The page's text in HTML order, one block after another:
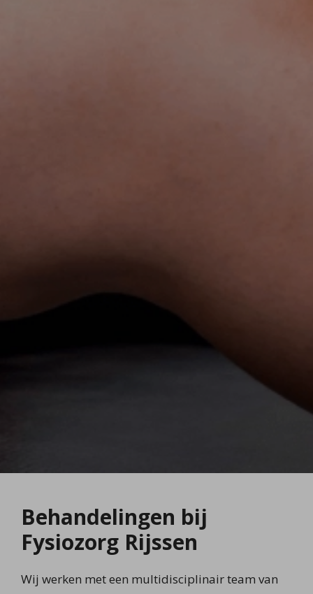
Behandelingen bij
Fysiozorg Rijssen
Wij werken met een multidisciplinair team van